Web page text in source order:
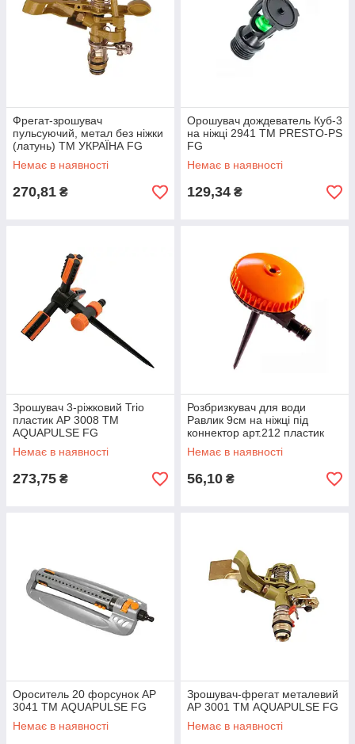
Фрегат-зрошувач
пульсуючий, метал без ніжки
(латунь) ТМ УКРАЇНА FG
Немає в наявності
270,81 ₴
Орошувач дождеватель Куб-3
на ніжці 2941 ТМ PRESTO-PS
FG
Немає в наявності
129,34 ₴
Зрошувач 3-ріжковий Trio
пластик АР 3008 ТМ
AQUAPULSE FG
Немає в наявності
273,75 ₴
Розбризкувач для води
Равлик 9см на ніжці під
коннектор арт.212 пластик
ТМ SLD FG
Немає в наявності
56,10 ₴
Ороситель 20 форсунок АР
3041 ТМ AQUAPULSE FG
Немає в наявності
Зрошувач-фрегат металевий
АР 3001 ТМ AQUAPULSE FG
Немає в наявності